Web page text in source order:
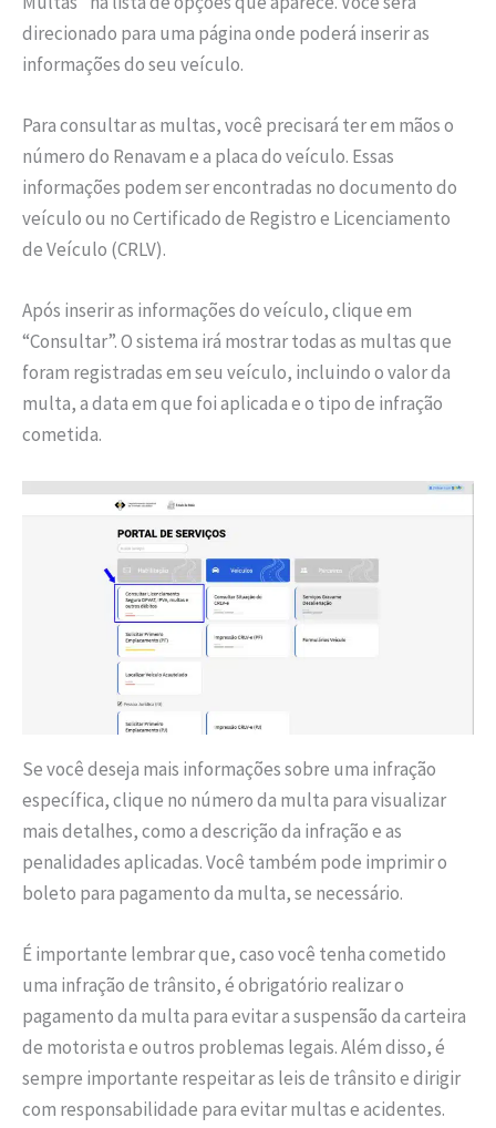
direcionado para uma página onde poderá inserir as
informações do seu veículo.
Para consultar as multas, você precisará ter em mãos o
número do Renavam e a placa do veículo. Essas
informações podem ser encontradas no documento do
veículo ou no Certificado de Registro e Licenciamento
de Veículo (CRLV).
Após inserir as informações do veículo, clique em
“Consultar”. O sistema irá mostrar todas as multas que
foram registradas em seu veículo, incluindo o valor da
multa, a data em que foi aplicada e o tipo de infração
cometida.
Se você deseja mais informações sobre uma infração
específica, clique no número da multa para visualizar
mais detalhes, como a descrição da infração e as
penalidades aplicadas. Você também pode imprimir o
boleto para pagamento da multa, se necessário.
É importante lembrar que, caso você tenha cometido
uma infração de trânsito, é obrigatório realizar o
pagamento da multa para evitar a suspensão da carteira
de motorista e outros problemas legais. Além disso, é
sempre importante respeitar as leis de trânsito e dirigir
com responsabilidade para evitar multas e acidentes.